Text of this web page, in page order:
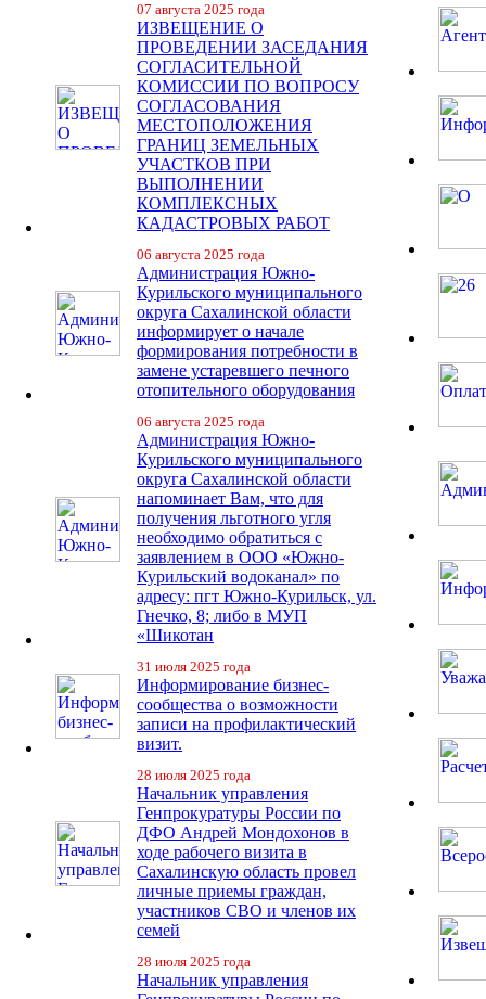
07 августа 2025 года
ИЗВЕЩЕНИЕ О
ПРОВЕДЕНИИ ЗАСЕДАНИЯ
СОГЛАСИТЕЛЬНОЙ
КОМИССИИ ПО ВОПРОСУ
СОГЛАСОВАНИЯ
МЕСТОПОЛОЖЕНИЯ
ГРАНИЦ ЗЕМЕЛЬНЫХ
УЧАСТКОВ ПРИ
ВЫПОЛНЕНИИ
КОМПЛЕКСНЫХ
КАДАСТРОВЫХ РАБОТ
06 августа 2025 года
Администрация Южно-
Курильского муниципального
округа Сахалинской области
информирует о начале
формирования потребности в
замене устаревшего печного
отопительного оборудования
06 августа 2025 года
Администрация Южно-
Курильского муниципального
округа Сахалинской области
напоминает Вам, что для
получения льготного угля
необходимо обратиться с
заявлением в ООО «Южно-
Курильский водоканал» по
адресу: пгт Южно-Курильск, ул.
Гнечко, 8; либо в МУП
«Шикотан
31 июля 2025 года
Информирование бизнес-
сообщества о возможности
записи на профилактический
визит.
28 июля 2025 года
Начальник управления
Генпрокуратуры России по
ДФО Андрей Мондохонов в
ходе рабочего визита в
Сахалинскую область провел
личные приемы граждан,
участников СВО и членов их
семей
28 июля 2025 года
Начальник управления